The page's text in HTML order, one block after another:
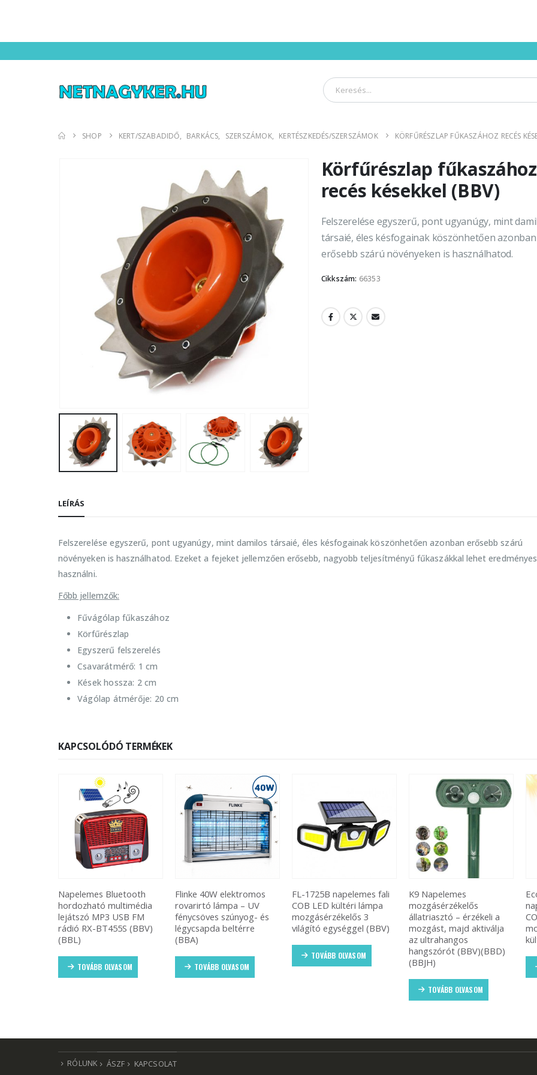
SHOP KERT/SZABADIDŐ, BARKÁCS, SZERSZÁMOK, KERTÉSZKEDÉS/SZERSZÁMOK KÖRFŰRÉSZLAP FŰKASZÁHOZ RECÉS
Körfűrészlap fűkaszához
recés késekkel (BBV)
Felszerelése egyszerű, pont ugyanúgy, mint
társaié, éles késfogainak köszönhetően azonban
erősebb szárú növényeken is használhatod.
Cikkszám: 66353
LEÍRÁS
Felszerelése egyszerű, pont ugyanúgy, mint damilos társaié, éles késfogainak köszönhetően azonban erősebb szárú
növényeken is használhatod. Ezeket a fejeket jellemzően erősebb, nagyobb teljesítményű fűkaszákkal lehet
használni.
Főbb jellemzők:
Fűvágólap fűkaszához
Körfűrészlap
Egyszerű felszerelés
Csavarátmérő: 1 cm
Kések hossza: 2 cm
Vágólap átmérője: 20 cm
KAPCSOLÓDÓ TERMÉKEK
Flinke 40W elektromos
rovarirtó lámpa – UV
fénycsöves szúnyog- és
légycsapda beltérre
(BBA)
TOVÁBB OLVASOM
FL-1725B napelemes fali
COB LED kültéri lámpa
mozgásérzékelős 3
világító egységgel (BBV)
TOVÁBB OLVASOM
K9 Napelemes
mozgásérzékelős
állatriasztó – érzékeli a
mozgást, majd aktiválja
hangszórót (BBV)(BBD)
(BBJH)
EcoLight JX-200
napelemes fali lámpa –
COB LED,
mozgásérzékelő, vízálló
kültéri kivitel (BBD)
TOVÁBB OLVASOM
RÓLUNK ÁSZF KAPCSOLAT